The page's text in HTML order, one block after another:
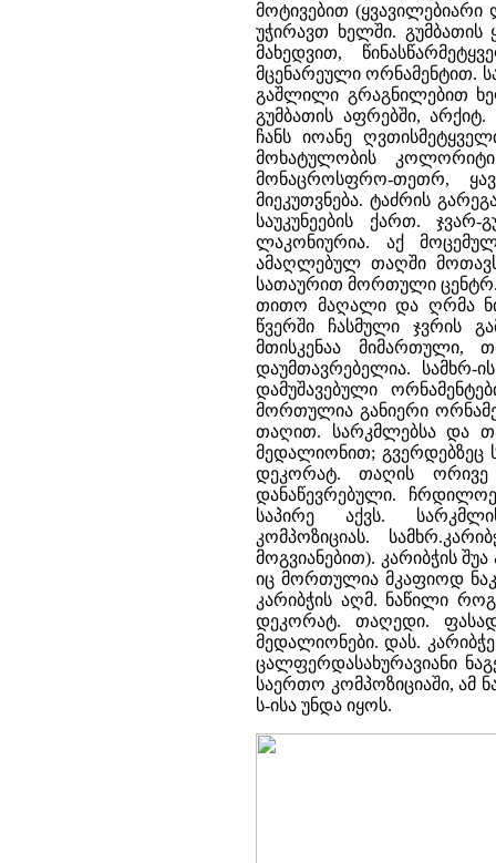
მოტივებით (ყვავილებიარი
უჭირავთ ხელში. გუმბათის
მახედვით,
მცენარეული ორნამენტით.
გაშლილი გრაგნილებით
გუმბათის აფრებში,
ჩანს იოანე
მოხატულობის
მონაცროსფრო-თეთრ,
მიეკუთვნება. ტაძრის
საუკუნეების ქართ.
ლაკონიურია. აქ
ამაღლებულ თაღში
სათაურით მორთული
თითო მაღალი და ღრმა
წვერში ჩასმული ჯვრის
მთისკენაა მიმართული,
დაუმთავრებელია.
დამუშავებული
მორთულია განიერი
თაღით. სარკმლებსა და
მედალიონით;
დეკორატ. თაღის ორივე
დანაწევრებული.
საპირე აქვს.
კომპოზიციას.
მოგვიანებით). კარიბჭის
იც მორთულია მკაფიოდ
კარიბჭის აღმ. ნაწილი
დეკორატ. თაღედი.
მედალიონები. დას.
ცალფერდასახურავიანი
საერთო კომპოზიციაში, ამ
ს-ისა უნდა იყოს.